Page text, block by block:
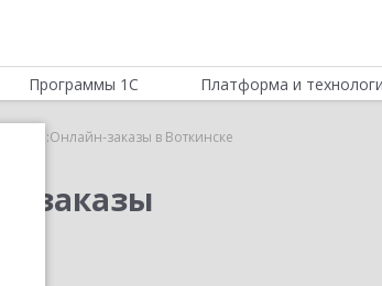
Программы 1С Платформа и
1С:Онлайн-заказы в Воткинске
заказы